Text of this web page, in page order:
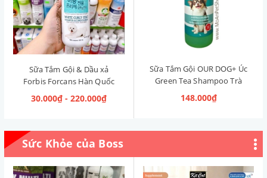
Sữa Tắm Gội & Dầu xả
Forbis Forcans Hàn Quốc
White Curly Coat [Lông
Trắng Xoăn]
30.000₫ - 220.000₫
Sữa Tắm Gội OUR DOG+ Úc
Green Tea Shampoo Trà
Xanh 1L
148.000₫
Sức Khỏe của Boss